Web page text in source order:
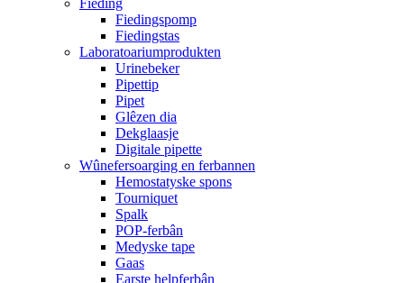
Fieding
Fiedingspomp
Fiedingstas
Laboratoariumprodukten
Urinebeker
Pipettip
Pipet
Glêzen dia
Dekglaasje
Digitale pipette
Wûnefersoarging en ferbannen
Hemostatyske spons
Tourniquet
Spalk
POP-ferbân
Medyske tape
Gaas
Earste helpferbân